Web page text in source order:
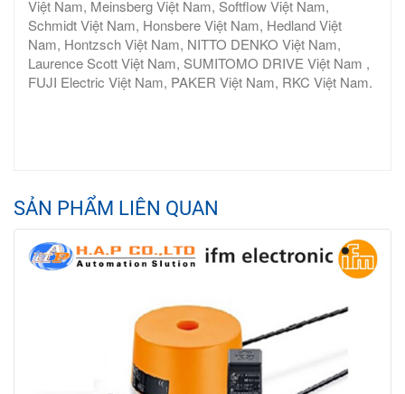
Việt Nam, Meinsberg Việt Nam, Softflow Việt Nam,
Schmidt Việt Nam, Honsbere Việt Nam, Hedland Việt
Nam, Hontzsch Việt Nam, NITTO DENKO Việt Nam,
Laurence Scott Việt Nam, SUMITOMO DRIVE Việt Nam ,
FUJI Electric Việt Nam, PAKER Việt Nam, RKC Việt Nam.
SẢN PHẨM LIÊN QUAN